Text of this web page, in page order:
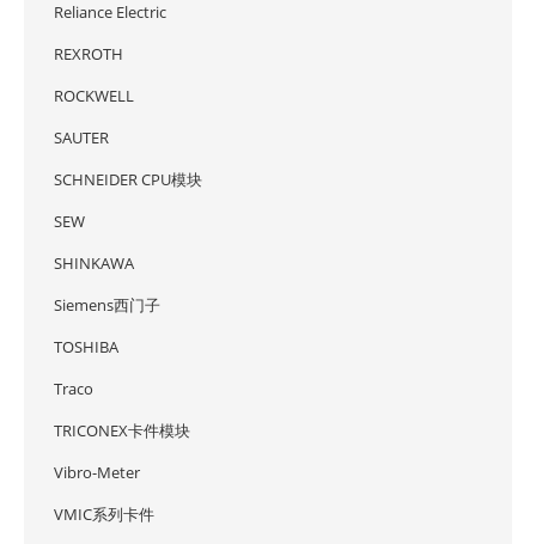
Reliance Electric
REXROTH
ROCKWELL
SAUTER
SCHNEIDER CPU模块
SEW
SHINKAWA
Siemens西门子
TOSHIBA
Traco
TRICONEX卡件模块
Vibro-Meter
VMIC系列卡件